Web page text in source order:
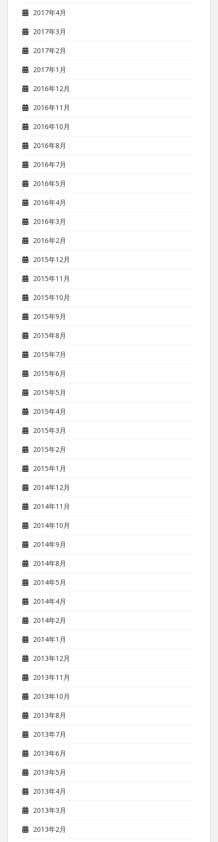
2017年4月
2017年3月
2017年2月
2017年1月
2016年12月
2016年11月
2016年10月
2016年8月
2016年7月
2016年5月
2016年4月
2016年3月
2016年2月
2015年12月
2015年11月
2015年10月
2015年9月
2015年8月
2015年7月
2015年6月
2015年5月
2015年4月
2015年3月
2015年2月
2015年1月
2014年12月
2014年11月
2014年10月
2014年9月
2014年8月
2014年5月
2014年4月
2014年2月
2014年1月
2013年12月
2013年11月
2013年10月
2013年8月
2013年7月
2013年6月
2013年5月
2013年4月
2013年3月
2013年2月